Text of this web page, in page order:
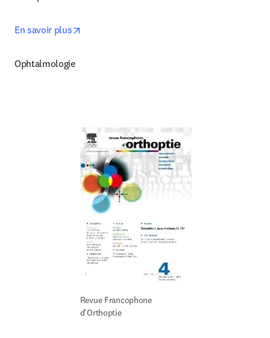
En savoir plus
Ophtalmologie
Revue Francophone
d'Orthoptie